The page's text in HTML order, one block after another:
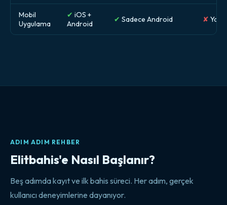
Mobil
Uygulama
✔ iOS +
Android
✔ Sadece Android ✘ Yok
ADIM ADIM REHBER
Elitbahis'e Nasıl Başlanır?
Beş adımda kayıt ve ilk bahis süreci. Her adım, gerçek
kullanıcı deneyimlerine dayanıyor.